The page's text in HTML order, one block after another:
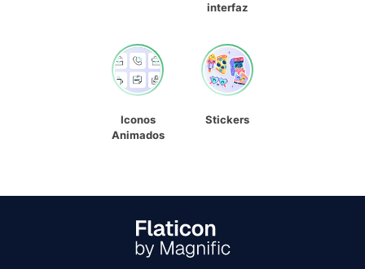
interfaz
Iconos
Animados
Stickers